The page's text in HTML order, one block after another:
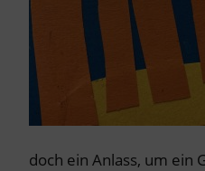
doch ein Anlass, um ein